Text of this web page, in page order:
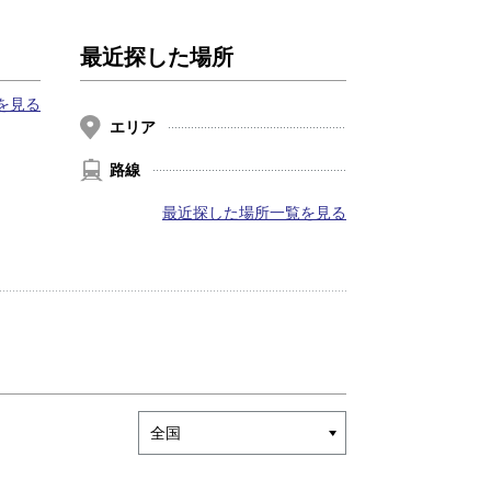
見る
最近探した場所
エリア
路線
最近探した場所一覧を見る